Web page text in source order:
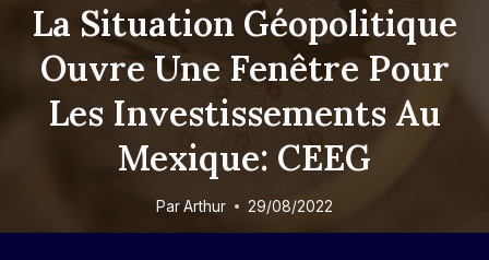
La Situation Géopolitique
Ouvre Une Fenêtre Pour
Les Investissements Au
Mexique: CEEG
ParArthur 29/08/2022